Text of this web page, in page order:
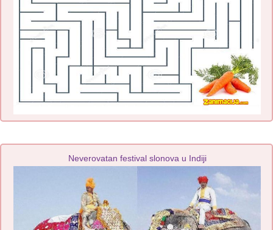
Neverovatan festival slonova u Indiji